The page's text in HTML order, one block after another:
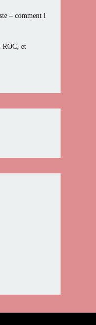
– comment l
ROC, et